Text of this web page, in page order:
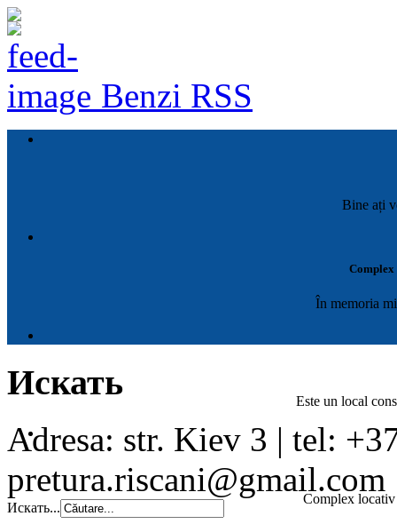
Benzi RSS
Bine ați
În memoria
Este un local
Complex
Искать
Adresa: str. Kiev 3 | tel:
pretura.riscani@gmail.com
Искать...